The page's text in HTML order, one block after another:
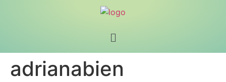
adrianabien